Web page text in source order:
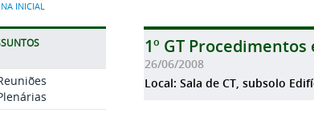
INICIAL
1º GT
26/06/2008
Local: Sala de CT, subsolo